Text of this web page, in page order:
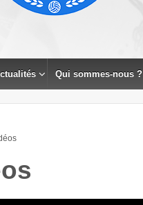
Qui sommes-nous ?